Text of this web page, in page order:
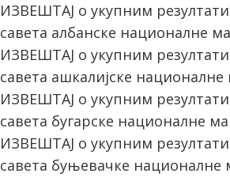
ИЗВЕШТАЈ о укупним
савета албанске националне
ИЗВЕШТАЈ о укупним
савета ашкалијске
ИЗВЕШТАЈ о укупним
савета бугарске националне
ИЗВЕШТАЈ о укупним
савета буњевачке